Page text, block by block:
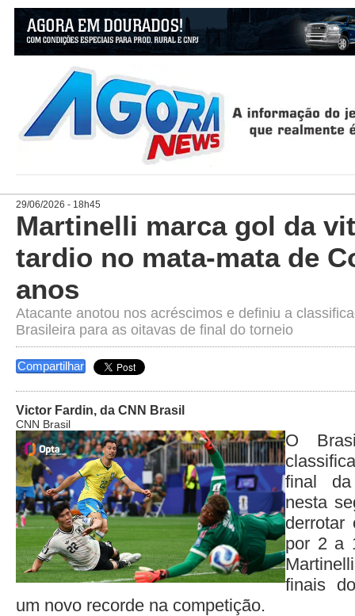
29/06/2026 - 18h45
Martinelli marca gol da
tardio no mata-mata de
anos
Atacante anotou nos acréscimos e definiu a
Brasileira para as oitavas de final do torneio
Compartilhar
Victor Fardin, da CNN Brasil
CNN Brasil
O
final
nesta
derrotar
por 2 a
finais
um novo recorde na competição.